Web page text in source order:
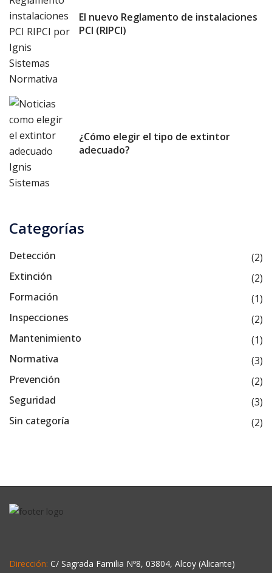
El nuevo Reglamento de instalaciones
PCI (RIPCI)
¿Cómo elegir el tipo de extintor
adecuado?
Categorías
Detección
(2)
Extinción
(2)
Formación
(1)
Inspecciones
(2)
Mantenimiento
(1)
Normativa
(3)
Prevención
(2)
Seguridad
(3)
Sin categoría
(2)
Dirección: C/ Sagrada Familia Nº8, 03804, Alcoy (Alicante)